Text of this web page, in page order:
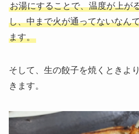
お湯にすることで、温度が上が
し、中まで火が通ってないなん
ます。
そして、生の餃子を焼くときよ
きます。